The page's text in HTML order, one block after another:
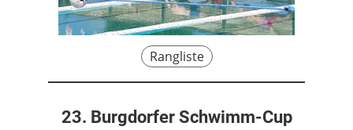
Rangliste
23. Burgdorfer Schwimm-Cup